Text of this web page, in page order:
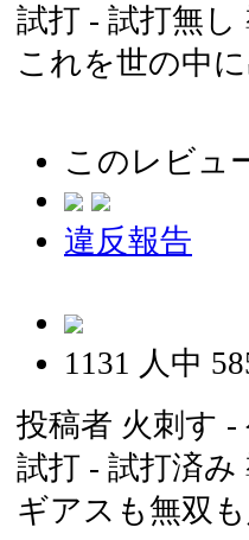
試打 - 試打無し
これを世の中
このレビュ
違反報告
1131 人中
投稿者 火刺す -
試打 - 試打済み
ギアスも無双